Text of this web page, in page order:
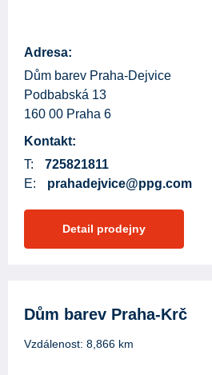
Adresa:
Dům barev Praha-Dejvice
Podbabská 13
160 00 Praha 6
Kontakt:
T:
725821811
E:
prahadejvice@ppg.com
Detail prodejny
Dům barev Praha-Krč
Vzdálenost: 8,866 km